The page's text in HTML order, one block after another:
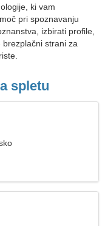
ki vam
pri spoznavanju
izbirati profile,
strani za
spletu